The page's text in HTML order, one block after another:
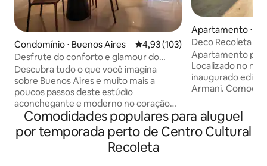
Condomínio ⋅ Buenos Aires 4,93 de uma avaliação média de
4,93 (103)
Desfrute do conforto e glamour do
Estúdio Armani Casa
Descubra tudo o que você imagina
sobre Buenos Aires e muito mais a
poucos passos deste estúdio
aconchegante e moderno no coração
de Recoleta. Prepare um bom café da
manhã antes de sair para passear! Com
todos os meios de transporte à mão, em
poucos dias você poderá conhecer toda
Apartamento ⋅
s
Deco Recoleta by
Apartamento
Localizado no
inaugurado
Armani. Comodidades: piscina aquecida
e úmida,
lavanderia. Segurança 24h. O
apartamento tem
Comodidades populares para aluguel
por temporada perto de Centro Cultural
Recoleta